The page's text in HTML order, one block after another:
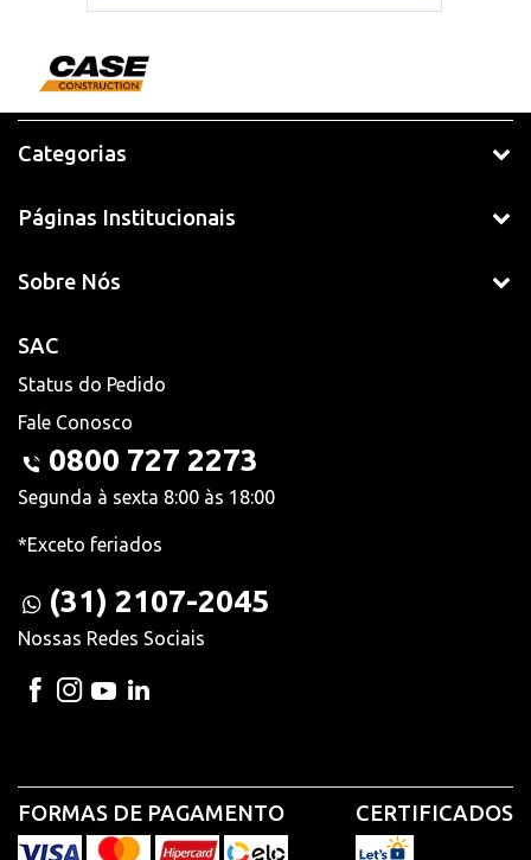
Categorias
Páginas Institucionais
Sobre Nós
SAC
Status do Pedido
Fale Conosco
0800 727 2273
Segunda à sexta 8:00 às 18:00
*Exceto feriados
(31) 2107-2045
Nossas Redes Sociais
FORMAS DE PAGAMENTO CERTIFICADOS